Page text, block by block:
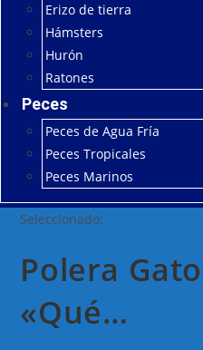
Erizo de tierra
Hámsters
Hurón
Ratones
Peces
Peces de Agua Fría
Peces Tropicales
Peces Marinos
Seleccionado:
Polera
«Qué…